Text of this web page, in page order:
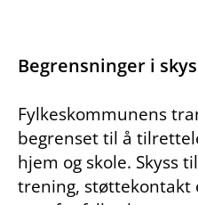
Begrensninger i
Fylkeskommunens
begrenset til å
hjem og skole. Skyss
trening, støttekontakt